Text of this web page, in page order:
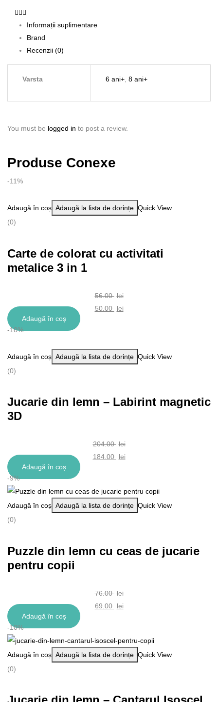
Informații suplimentare
Brand
Recenzii (0)
Varsta 6 ani+ 8 ani+
You must be logged in to post a review.
Produse Conexe
-11%
Adaugă în coș Adaugă la lista de dorințe Quick View
(0)
Carte de colorat cu activitati
metalice 3 in 1
56.00 lei
Prețul
56.00 lei.
50.00
lei
50.00 lei.
Adaugă în coș
-10%
Adaugă în coș Adaugă la lista de dorințe Quick View
(0)
Jucarie din lemn – Labirint magnetic
3D
204.00 lei
Prețul
fost:
204.00 lei.
184.00
lei
este:
184.00 lei.
Adaugă în coș
-9%
Adaugă în coș Adaugă la lista de dorințe Quick View
(0)
Puzzle din lemn cu ceas de jucarie
pentru copii
76.00 lei
Prețul
fost:
76.00 lei.
69.00
lei
este:
69.00 lei.
Adaugă în coș
-10%
Adaugă în coș Adaugă la lista de dorințe Quick View
(0)